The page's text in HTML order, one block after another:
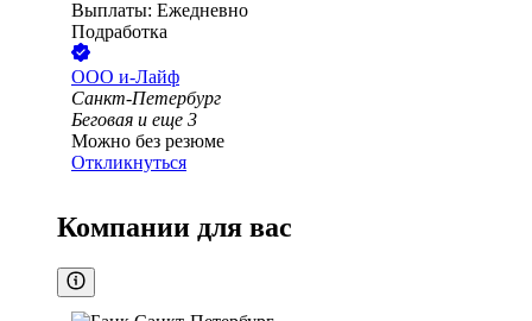
Выплаты: Ежедневно
Подработка
ООО и-Лайф
Санкт-Петербург
Беговая и еще 3
Можно без резюме
Откликнуться
Компании для вас